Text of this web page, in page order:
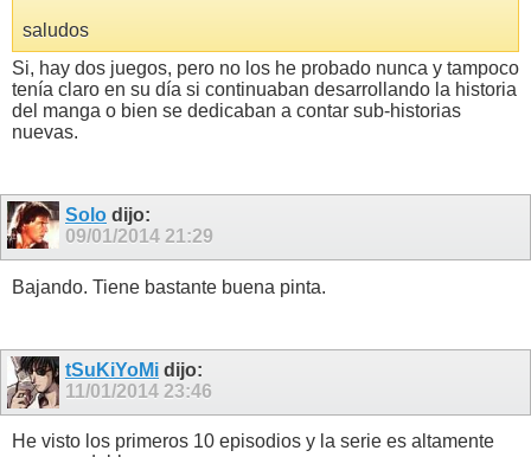
saludos
Si, hay dos juegos, pero no los he probado nunca y tampoco
tenía claro en su día si continuaban desarrollando la historia
del manga o bien se dedicaban a contar sub-historias
nuevas.
Solo dijo:
09/01/2014 21:29
Bajando. Tiene bastante buena pinta.
tSuKiYoMi dijo:
11/01/2014 23:46
He visto los primeros 10 episodios y la serie es altamente